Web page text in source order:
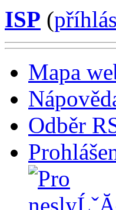
ISP (
Mapa
Odběr